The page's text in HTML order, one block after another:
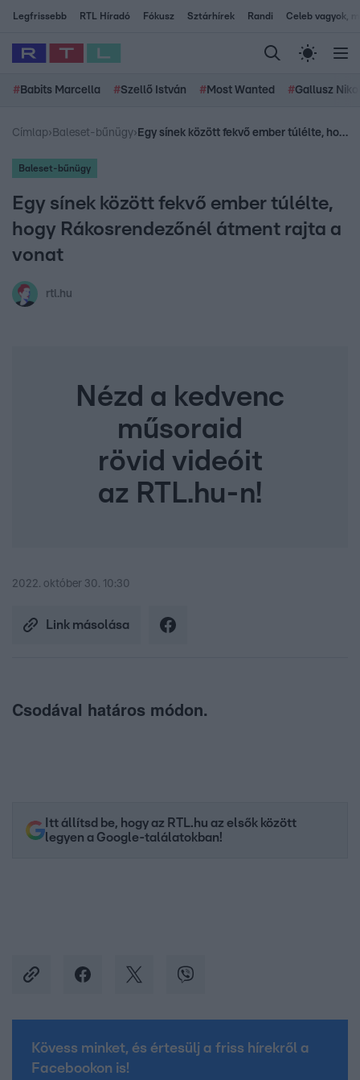
Legfrissebb RTL Híradó Fókusz Sztárhírek Randi Celeb vagyok,
# Babits Marcella #Szellő István # Most Wanted #Gallusz
Címlap› Baleset-bűnügy› Egy sínek között fekvő ember túlélte, hogy Rákosrendezőnél átment rajta a vonat
Baleset-bűnügy
Egy sínek között fekvő ember túlélte,
hogy Rákosrendezőnél átment rajta a
vonat
rtl.hu
Nézd a kedvenc
műsoraid
rövid videóit
az RTL.hu-n!
2022. október 30. 10:30
Link másolása
Csodával határos módon.
Itt állítsd be, hogy az RTL.hu az elsők között
legyen a Google-találatokban!
Kövess minket, és értesülj a friss hírekről a
Facebookon is!